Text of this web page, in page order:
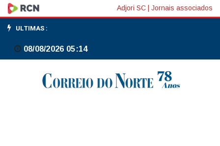
Bolsas
da
Europa
sobem
Adjori SC Jornais associados
ULTIMAS :
08/08/2026 05:14